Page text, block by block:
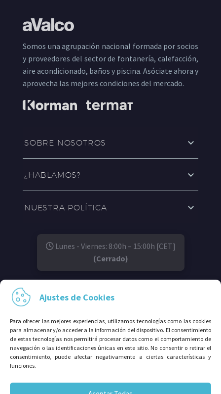
Ajustes de Cookies
Para ofrecer las mejores experiencias, utilizamos tecnologías como las cookies
para almacenar y/o acceder a la información del dispositivo. El consentimiento
de estas tecnologías nos permitirá procesar datos como el comportamiento de
navegación o las identificaciones únicas en este sitio. No consentir o retirar el
consentimiento, puede afectar negativamente a ciertas características y
funciones.
Somos una agrupación nacional formada por socios
y proveedores del sector de fontanería, calefacción,
aire acondicionado, baños y piscina. Asóciate ahora y
aprovecha las mejores condiciones del mercado.
SOBRE NOSOTROS
¿HABLAMOS?
NUESTRA POLÍTICA
Lunes - Viernes: 8:00h – 15:00h [CET]
(Cerrado)
© 2026⠀Grupo Avalco®. Todos los derechos